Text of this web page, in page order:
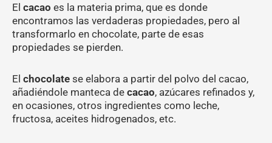
El cacao es la materia prima, que es donde
encontramos las verdaderas propiedades, pero al
transformarlo en chocolate, parte de esas
propiedades se pierden.
El chocolate se elabora a partir del polvo del cacao,
añadiéndole manteca de cacao, azúcares refinados y,
en ocasiones, otros ingredientes como leche,
fructosa, aceites hidrogenados, etc.